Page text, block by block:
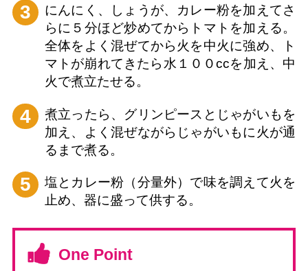
3
にんにく、しょうが、カレー粉を加えてさ
らに５分ほど炒めてからトマトを加える。
全体をよく混ぜてから火を中火に強め、ト
マトが崩れてきたら水１００ccを加え、中
火で煮立たせる。
4
煮立ったら、グリンピースとじゃがいもを
加え、よく混ぜながらじゃがいもに火が通
るまで煮る。
5
塩とカレー粉（分量外）で味を調えて火を
止め、器に盛って供する。
One Point